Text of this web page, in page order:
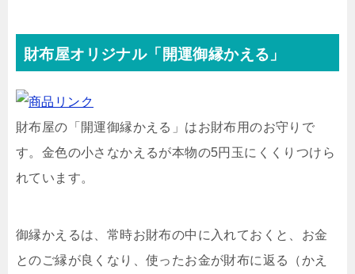
財布屋オリジナル「開運御縁かえる」
財布屋の「開運御縁かえる」はお財布用のお守りで
す。金色の小さなかえるが本物の5円玉にくくりつけら
れています。
御縁かえるは、常時お財布の中に入れておくと、お金
とのご縁が良くなり、使ったお金が財布に返る（かえ